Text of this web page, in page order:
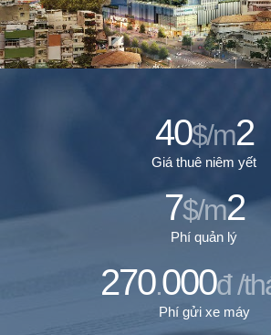
40$/m2
Giá thuê niêm yết
7$/m2
Phí quản lý
270.000đ /
Phí gửi xe máy